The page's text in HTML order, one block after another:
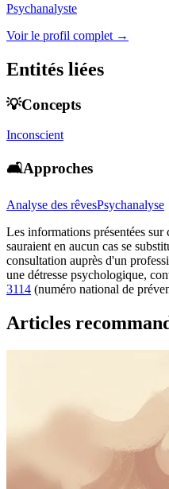
Psychanalyste
Voir le profil complet →
Entités liées
💡Concepts
Inconscient
🛋️Approches
Analyse des rêvesPsychanalyse
Les informations présentées
sauraient en aucun cas se
consultation auprès d'un
une détresse psychologique,
3114 (numéro national de
Articles